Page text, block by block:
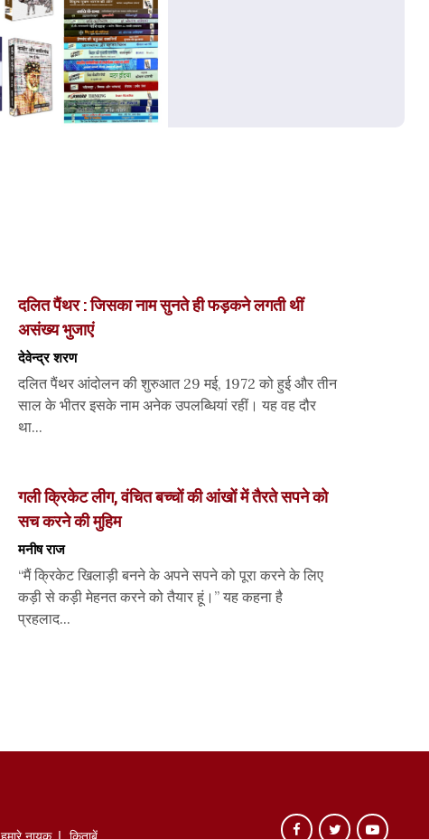
दलित पैंथर : जिसका नाम सुनते ही फड़कने लगती थीं
असंख्य भुजाएं
देवेन्द्र शरण
दलित पैंथर आंदोलन की शुरुआत 29 मई, 1972 को हुई और तीन
साल के भीतर इसके नाम अनेक उपलब्धियां रहीं। यह वह दौर
था...
गली क्रिकेट लीग, वंचित बच्चों की आंखों में तैरते सपने को
सच करने की मुहिम
मनीष राज
“मैं क्रिकेट खिलाड़ी बनने के अपने सपने को पूरा करने के लिए
कड़ी से कड़ी मेहनत करने को तैयार हूं।” यह कहना है
प्रहलाद...